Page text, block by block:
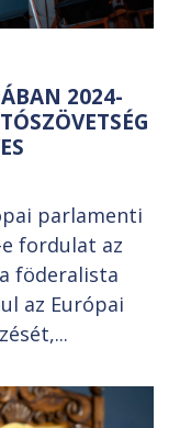
2024-
parlamenti
fordulat az
föderalista
az Európai